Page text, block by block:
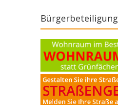
Bürgerbeteiligung